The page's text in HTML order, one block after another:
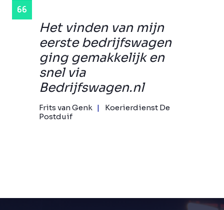
Het vinden van mijn
eerste bedrijfswagen
ging gemakkelijk en
snel via
Bedrijfswagen.nl
Frits van Genk
Koerierdienst De
Postduif